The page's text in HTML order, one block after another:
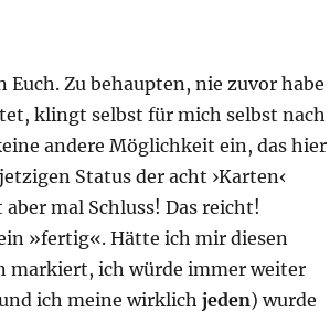
Zu behaupten, nie zuvor habe
klingt selbst für mich selbst nach
andere Möglichkeit ein, das hier
Status der acht ›Karten‹
mal Schluss! Das reicht!
»fertig«. Hätte ich mir diesen
markiert, ich würde immer weiter
ich meine wirklich jeden) wurde